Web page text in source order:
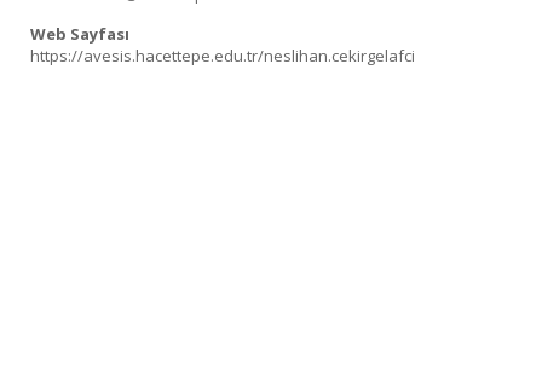
Web Sayfası
https://avesis.hacettepe.edu.tr/neslihan.cekirgelafci